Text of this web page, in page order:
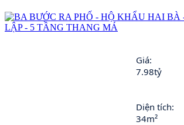
Giá:
7.98tỷ
Diện tích:
34m²